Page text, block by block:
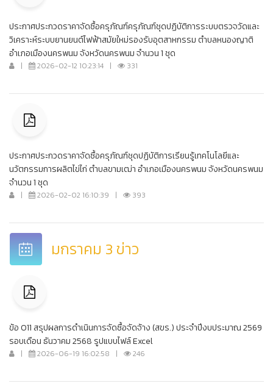
ประกาศประกวดราคาจัดซื้อครุภัณฑ์ครุภัณฑ์ชุดปฏิบัติการระบบตรวจวัดและ
วิเคราะห์ระบบยานยนต์ไฟฟ้าสมัยใหม่รองรับอุตสาหกรรม ตำบลหนองญาติ
อำเภอเมืองนครพนม จังหวัดนครพนม จำนวน 1 ชุด
| 2026-02-12 10:23:14 | 331
ประกาศประกวดราคาจัดซื้อครุภัณฑ์ชุดปฏิบัติการเรียนรู้เทคโนโลยีและ
นวัตกรรมการผลิตไข่ไก่ ตำบลขามเฒ่า อำเภอเมืองนครพนม จังหวัดนครพนม
จำนวน 1 ชุด
| 2026-02-02 16:10:39 | 393
มกราคม 3 ข่าว
ข้อ O11 สรุปผลการดำเนินการจัดซื้อจัดจ้าง (สขร.) ประจำปีงบประมาณ 2569
รอบเดือน ธันวาคม 2568 รูปแบบไฟล์ Excel
| 2026-06-19 16:02:58 | 246